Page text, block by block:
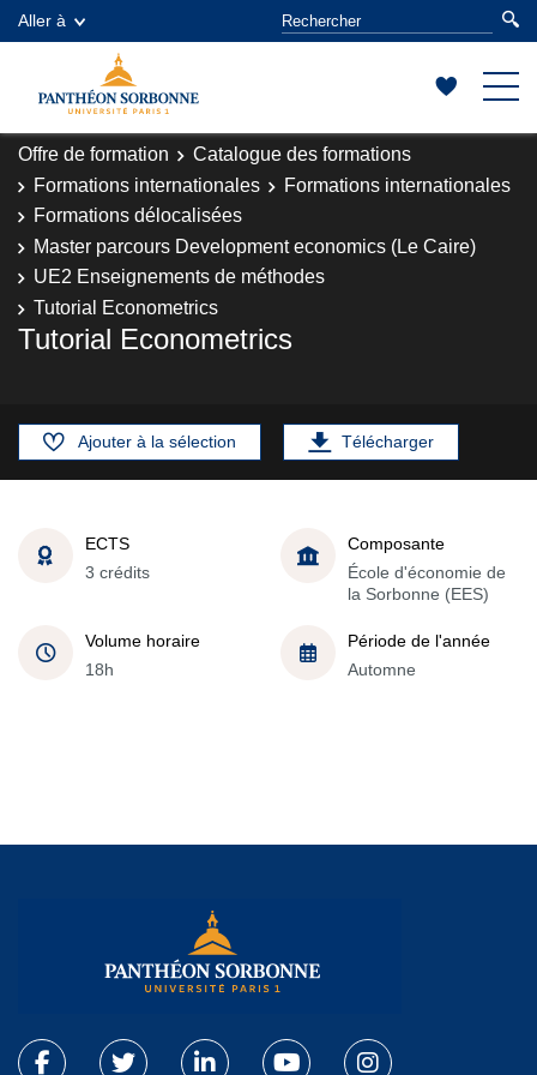
Aller à
Offre de formation
Catalogue des formations
Formations internationales
Formations internationales
Formations délocalisées
Master parcours Development economics (Le Caire)
UE2 Enseignements de méthodes
Tutorial Econometrics
Tutorial Econometrics
Ajouter à la sélection Télécharger
ECTS
3 crédits
Composante
École d'économie de
la Sorbonne (EES)
Volume horaire
18h
Période de l'année
Automne